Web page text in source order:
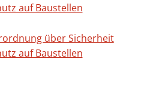
auf Baustellen
über Sicherheit
auf Baustellen